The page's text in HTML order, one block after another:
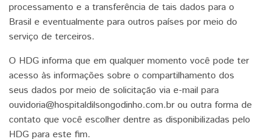
processamento e a transferência de tais dados para o
Brasil e eventualmente para outros países por meio do
serviço de terceiros.
O HDG informa que em qualquer momento você pode ter
acesso às informações sobre o compartilhamento dos
seus dados por meio de solicitação via e-mail para
ouvidoria@hospitaldilsongodinho.com.br ou outra forma de
contato que você escolher dentre as disponibilizadas pelo
HDG para este fim.